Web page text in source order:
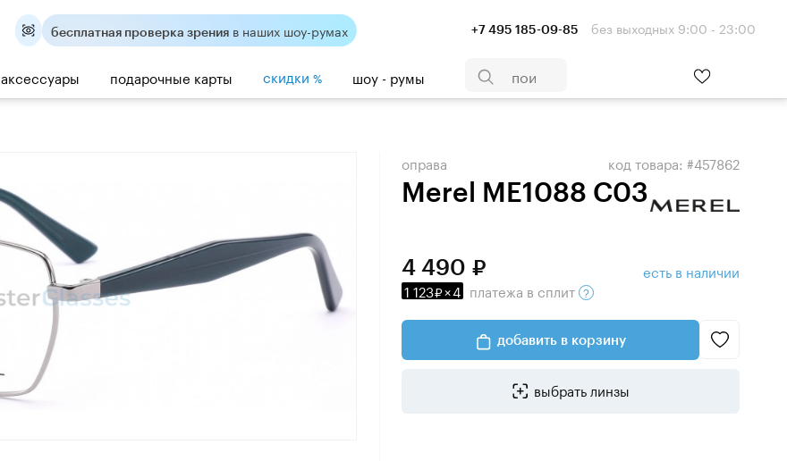
+7 495 185-09-85 без выходных 9:00 - 23:00
бесплатная проверка зрения в наших шоу-румах
аксессуары подарочные карты скидки % шоу - румы
оправа
Merel ME1088 C03
код товара: #457862
4 490
1 123 ×4 платежа в сплит
есть в наличии
добавить в корзину
выбрать линзы